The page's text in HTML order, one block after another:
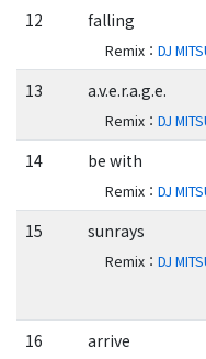
12 falling
Remix ：DJ
13 a.v.e.r.a.g.e.
Remix ：DJ
14 be with
Remix ：DJ
15 sunrays
Remix ：DJ
16 arrive